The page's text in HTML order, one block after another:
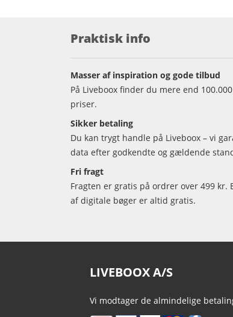
Praktisk info
Masser af inspiration og gode tilbud
På Liveboox finder du mere end
priser.
Sikker betaling
Du kan trygt handle på Liveboox – vi
data efter godkendte og gældende
Fri fragt
Fragten er gratis på ordrer over 499 kr.
af digitale bøger er altid gratis.
LIVEBOOX A/S
Vi modtager de almindelige